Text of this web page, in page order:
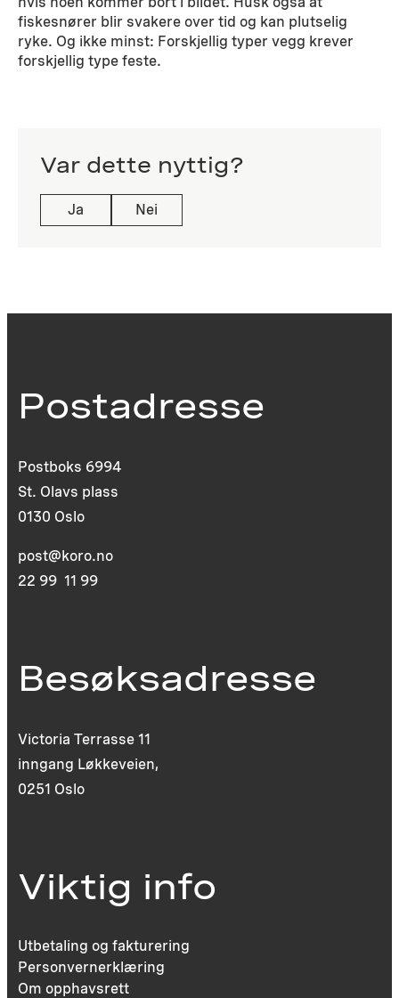
fiskesnører blir svakere over tid og kan plutselig
ryke. Og ikke minst: Forskjellig typer vegg krever
forskjellig type feste.
Var dette nyttig?
Ja Nei
Postadresse
Postboks 6994
St. Olavs plass
0130 Oslo
post@koro.no
22 99 11 99
Besøksadresse
Victoria Terrasse 11
inngang Løkkeveien,
0251 Oslo
Viktig info
Utbetaling og fakturering
Personvernerklæring
Om opphavsrett